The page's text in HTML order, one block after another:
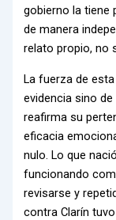
gobierno la tiene
de manera
relato propio, no
La fuerza de
evidencia sino
reafirma su
eficacia
nulo. Lo que
funcionando
revisarse y
contra Clarín